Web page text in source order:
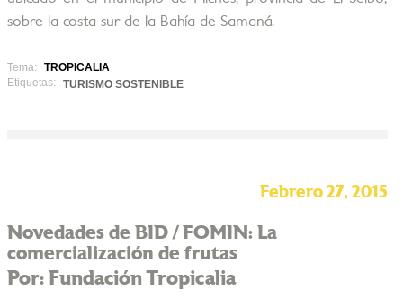
sobre la costa sur de la Bahía de Samaná.
Tema:
TROPICALIA
Etiquetas:
TURISMO SOSTENIBLE
Febrero 27, 2015
Novedades de BID / FOMIN: La
comercialización de frutas
Por: Fundación Tropicalia